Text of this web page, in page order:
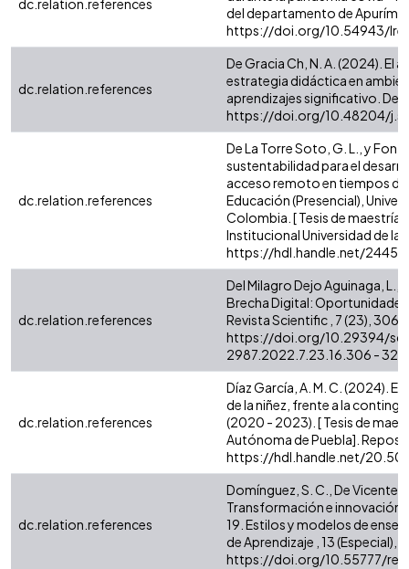
dc.relation.references
del departamento de
https://doi.org/10.54943/
dc.relation.references
De Gracia Ch, N. A. (2024).
estrategia didáctica en
aprendizajes significativo.
https://doi.org/10.48204/
dc.relation.references
De La Torre Soto, G. L., y
sustentabilidad para el
acceso remoto en tiempos de
Educación (Presencial),
Colombia. [ Tesis de maestría
Institucional Universidad de la
https://hdl.handle.net/2445/
dc.relation.references
Del Milagro Dejo Aguinaga, L.,
Brecha Digital:
Revista Scientific , 7 (23), 306
https://doi.org/10.29394/
2987.2022.7.23.16.306 - 326
dc.relation.references
Díaz García, A. M. C. (2024).
de la niñez, frente a la
(2020 - 2023). [ Tesis de
Autónoma de Puebla].
https://hdl.handle.net/
dc.relation.references
Domínguez, S. C., De Vicente,
Transformación e innovación
19. Estilos y modelos de
de Aprendizaje , 13 (Especial), 1
https://doi.org/10.55777/